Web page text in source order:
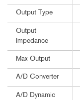
Output Type
Output
Impedance
Max Output
A/D Converter
A/D Dynamic